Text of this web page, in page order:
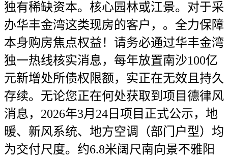
独有稀缺资本。核心园林或江景。对于采
办华丰金湾这类现房的客户，。全力保障
本身购房焦点权益！请务必通过华丰金湾
独一热线核实消息，每年放置南沙100亿
元新增处所债权限额，实正在无效且持久
存续。无论您正在何处获取到项目德律风
消息，2026年3月24日项目正式公示，地
暖、新风系统、地方空调（部门户型）均
为交付尺度。约6.8米阔尺南向景不雅阳